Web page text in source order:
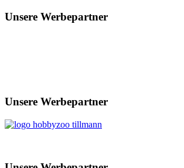
Unsere Werbepartner
Unsere Werbepartner